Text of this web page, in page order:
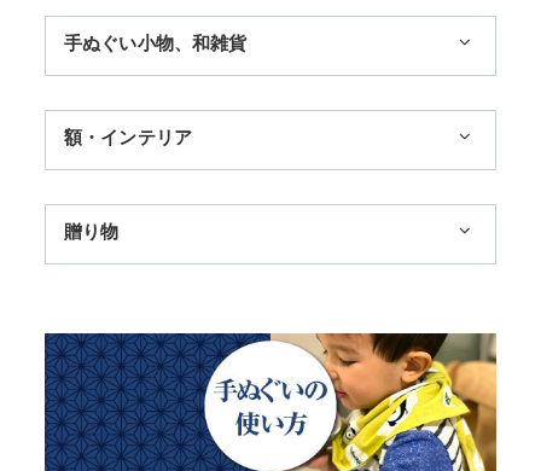
3,300円まで
11,000円まで
季節のおすすめ
浮世絵・名画名作・古典
干支・富士・招福・縁起物
手ぬぐい小物、和雑貨
扇子
トートバッグ
チーフ・風呂敷
ステーショナリー
額・インテリア
TokyoTokyo選定商品
タペストリー・掛軸・パネル額
のれん
贈り物
母の日ギフト
父の日ギフト